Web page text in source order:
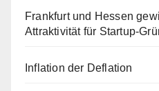
Frankfurt und Hessen
Attraktivität für Startup-
Inflation der Deflation